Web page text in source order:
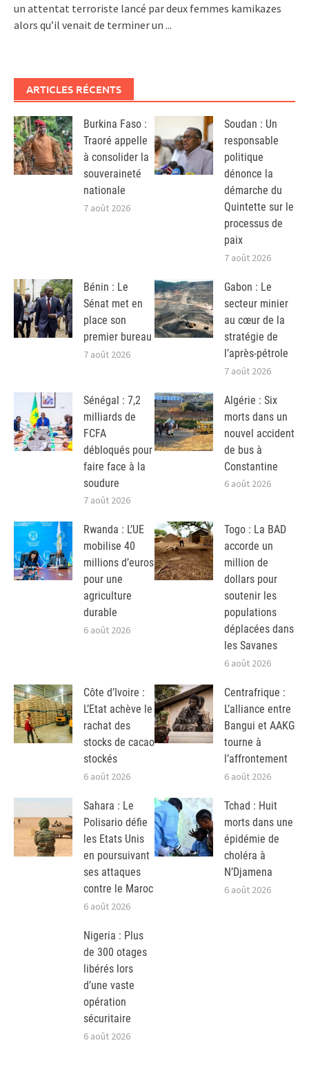
un attentat terroriste lancé par deux femmes kamikazes
alors qu’il venait de terminer un ...
ARTICLES RÉCENTS
Burkina Faso :
Traoré appelle
à consolider la
souveraineté
nationale
7 août 2026
Soudan : Un
responsable
politique
dénonce la
démarche du
Quintette sur le
processus de
paix
7 août 2026
Bénin : Le
Sénat met en
place son
premier bureau
7 août 2026
Gabon : Le
secteur minier
au cœur de la
stratégie de
l’après-pétrole
7 août 2026
Sénégal : 7,2
milliards de
FCFA
débloqués pour
faire face à la
soudure
7 août 2026
Algérie : Six
morts dans un
nouvel accident
de bus à
Constantine
6 août 2026
Rwanda : L’UE
mobilise 40
millions d’euros
pour une
agriculture
durable
6 août 2026
Togo : La BAD
accorde un
million de
dollars pour
soutenir les
populations
déplacées dans
les Savanes
6 août 2026
Côte d’Ivoire :
L’Etat achève le
rachat des
stocks de cacao
stockés
6 août 2026
Centrafrique :
L’alliance entre
Bangui et AAKG
tourne à
l’affrontement
6 août 2026
Sahara : Le
Polisario défie
les Etats Unis
en poursuivant
ses attaques
contre le Maroc
6 août 2026
Tchad : Huit
morts dans une
épidémie de
choléra à
N’Djamena
6 août 2026
Nigeria : Plus
de 300 otages
libérés lors
d’une vaste
opération
sécuritaire
6 août 2026